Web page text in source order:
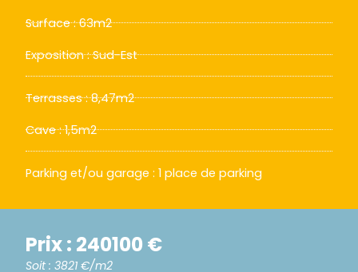
Surface : 63m2
Exposition : Sud-Est
Terrasses : 8,47m2
Cave : 1,5m2
Parking et/ou garage : 1 place de parking
Prix : 240100 €
Soit : 3821 €/m2